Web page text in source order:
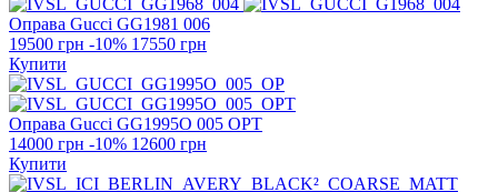
Оправа Gucci GG1981 006
19500 грн -10% 17550 грн
Купити
Оправа Gucci GG1995O 005 OPT
14000 грн -10% 12600 грн
Купити